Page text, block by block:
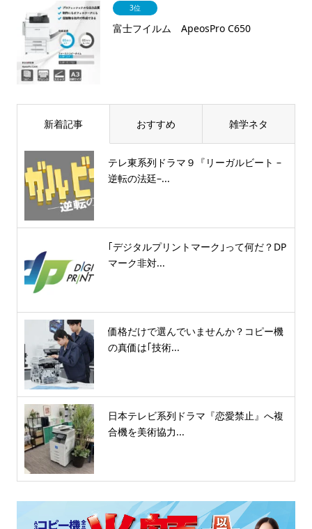
3位
富士フイルム ApeosPro C650
新着記事 おすすめ 雑学ネタ
テレ東系列ドラマ９『リーガルビート –
逆転の法廷–...
｢デジタルプリントマーク｣って何だ？DP
マーク非対...
価格だけで選んでいませんか？コピー機
の真価は｢技術...
日本テレビ系列ドラマ『恋愛禁止』へ複
合機を美術協力...